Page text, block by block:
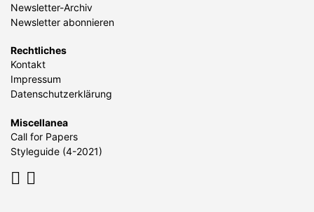
Newsletter-Archiv
Newsletter abonnieren
Rechtliches
Kontakt
Impressum
Datenschutzerklärung
Miscellanea
Call for Papers
Styleguide (4-2021)